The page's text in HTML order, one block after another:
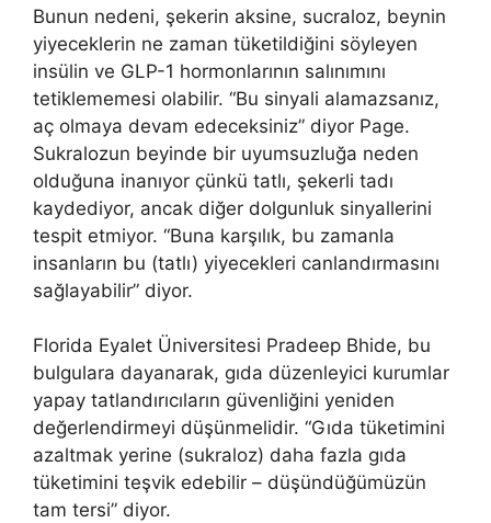
Bunun nedeni, şekerin aksine, sucraloz, beynin
yiyeceklerin ne zaman tüketildiğini söyleyen
insülin ve GLP-1 hormonlarının salınımını
tetiklememesi olabilir. “Bu sinyali alamazsanız,
aç olmaya devam edeceksiniz” diyor Page.
Sukralozun beyinde bir uyumsuzluğa neden
olduğuna inanıyor çünkü tatlı, şekerli tadı
kaydediyor, ancak diğer dolgunluk sinyallerini
tespit etmiyor. “Buna karşılık, bu zamanla
insanların bu (tatlı) yiyecekleri canlandırmasını
sağlayabilir” diyor.
Florida Eyalet Üniversitesi Pradeep Bhide, bu
bulgulara dayanarak, gıda düzenleyici kurumlar
yapay tatlandırıcıların güvenliğini yeniden
değerlendirmeyi düşünmelidir. “Gıda tüketimini
azaltmak yerine (sukraloz) daha fazla gıda
tüketimini teşvik edebilir – düşündüğümüzün
tam tersi” diyor.